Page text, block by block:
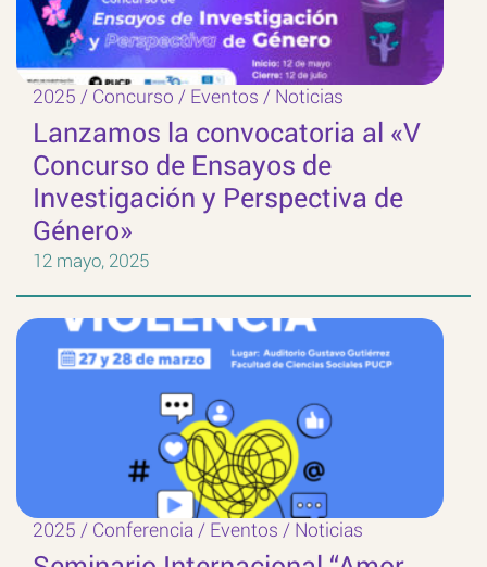
2025 / Concurso / Eventos / Noticias
Lanzamos la convocatoria al «V
Concurso de Ensayos de
Investigación y Perspectiva de
Género»
12 mayo, 2025
2025 / Conferencia/ Eventos / Noticias